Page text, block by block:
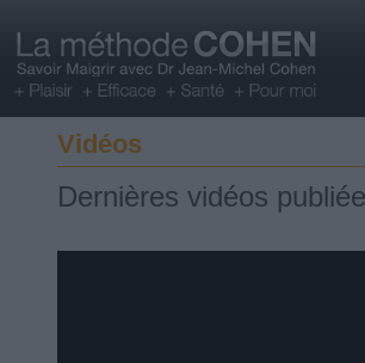
Vidéos
Dernières vidéos